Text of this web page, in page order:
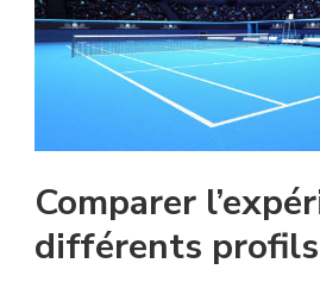
Comparer
différents